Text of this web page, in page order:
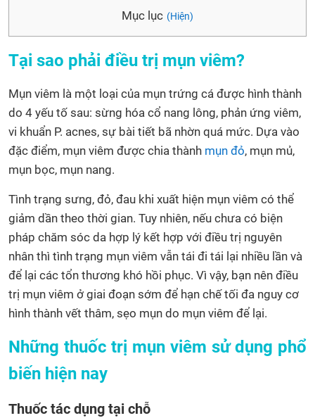
Mục lục (Hiện)
Tại sao phải điều trị mụn viêm?
Mụn viêm là một loại của mụn trứng cá được hình thành
do 4 yếu tố sau: sừng hóa cổ nang lông, phản ứng viêm,
vi khuẩn P. acnes, sự bài tiết bã nhờn quá mức. Dựa vào
đặc điểm, mụn viêm được chia thành mụn đỏ, mụn mủ,
mụn bọc, mụn nang.
Tình trạng sưng, đỏ, đau khi xuất hiện mụn viêm có thể
giảm dần theo thời gian. Tuy nhiên, nếu chưa có biện
pháp chăm sóc da hợp lý kết hợp với điều trị nguyên
nhân thì tình trạng mụn viêm vẫn tái đi tái lại nhiều lần và
để lại các tổn thương khó hồi phục. Vì vậy, bạn nên điều
trị mụn viêm ở giai đoạn sớm để hạn chế tối đa nguy cơ
hình thành vết thâm, sẹo mụn do mụn viêm để lại.
Những thuốc trị mụn viêm sử dụng phổ
biến hiện nay
Thuốc tác dụng tại chỗ